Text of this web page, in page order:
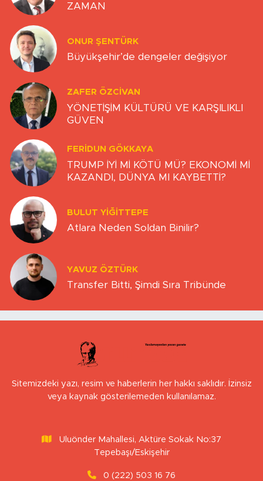
ZAMAN
ONUR ŞENTÜRK
Büyükşehir’de dengeler değişiyor
ZAFER ÖZCIVAN
YÖNETİŞİM KÜLTÜRÜ VE KARŞILIKLI
GÜVEN
FERIDUN GÖKKAYA
TRUMP İYİ Mİ KÖTÜ MÜ? EKONOMİ Mİ
KAZANDI, DÜNYA MI KAYBETTİ?
BULUT YİĞİTTEPE
Atlara Neden Soldan Binilir?
YAVUZ ÖZTÜRK
Transfer Bitti, Şimdi Sıra Tribünde
Sitemizdeki yazı, resim ve haberlerin her hakkı saklıdır. İzinsiz
veya kaynak gösterilemeden kullanılamaz.
Uluönder Mahallesi, Aktüre Sokak No:37
Tepebaşı/Eskişehir
0 (222) 503 16 76